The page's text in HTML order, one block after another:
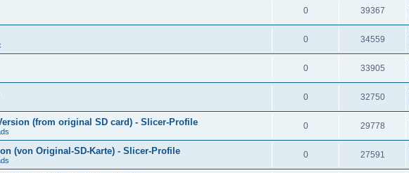
0 39367
0 34559
0 33905
0 32750
(from original SD card) - Slicer-Profile 0 29778
(von Original-SD-Karte) - Slicer-Profile 0 27591